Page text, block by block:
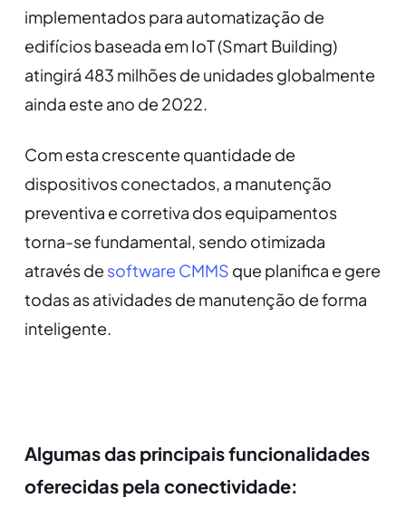
implementados para automatização de
edifícios baseada em IoT (Smart Building)
atingirá 483 milhões de unidades globalmente
ainda este ano de 2022.
Com esta crescente quantidade de
dispositivos conectados, a manutenção
preventiva e corretiva dos equipamentos
torna-se fundamental, sendo otimizada
através de software CMMS que planifica e gere
todas as atividades de manutenção de forma
inteligente.
Algumas das principais funcionalidades
oferecidas pela conectividade: